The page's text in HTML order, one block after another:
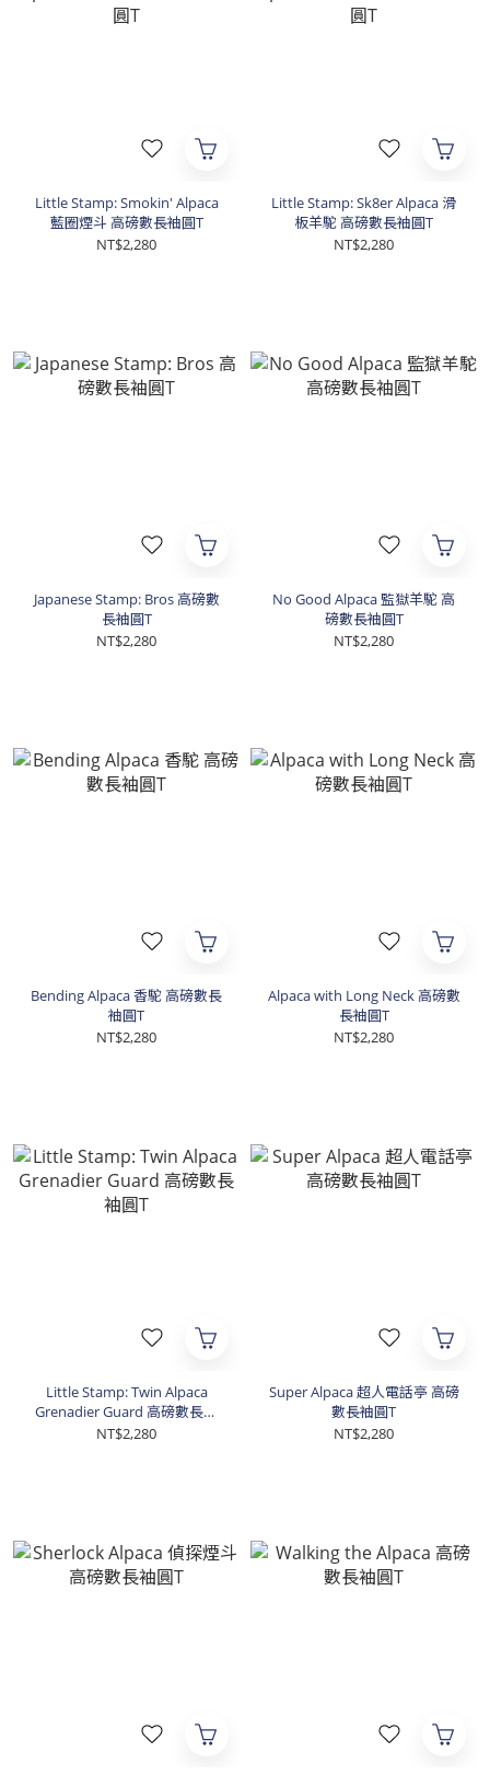
Little Stamp: Smokin' Alpaca
藍圈煙斗 高磅數長袖圓T
NT$2,280
Little Stamp: Sk8er Alpaca 滑
板羊駝 高磅數長袖圓T
NT$2,280
Japanese Stamp: Bros 高磅數
長袖圓T
NT$2,280
No Good Alpaca 監獄羊駝 高
磅數長袖圓T
NT$2,280
Bending Alpaca 香駝 高磅數長
袖圓T
NT$2,280
Alpaca with Long Neck 高磅數
長袖圓T
NT$2,280
Little Stamp: Twin Alpaca
Grenadier Guard 高磅數長袖
圓T
NT$2,280
Super Alpaca 超人電話亭 高磅
數長袖圓T
NT$2,280